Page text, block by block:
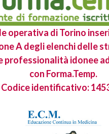
operativa di Torino
A degli elenchi delle
professionalità idonee
con Forma.Temp.
Codice identificativo: